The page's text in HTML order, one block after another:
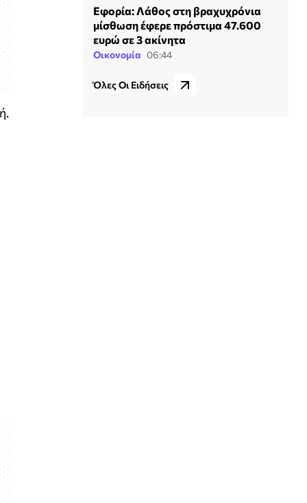
Εφορία: Λάθος στη βραχυχρόνια
μίσθωση έφερε πρόστιμα 47.600
ευρώ σε 3 ακίνητα
Οικονομία 06:44
Όλες Οι Ειδήσεις